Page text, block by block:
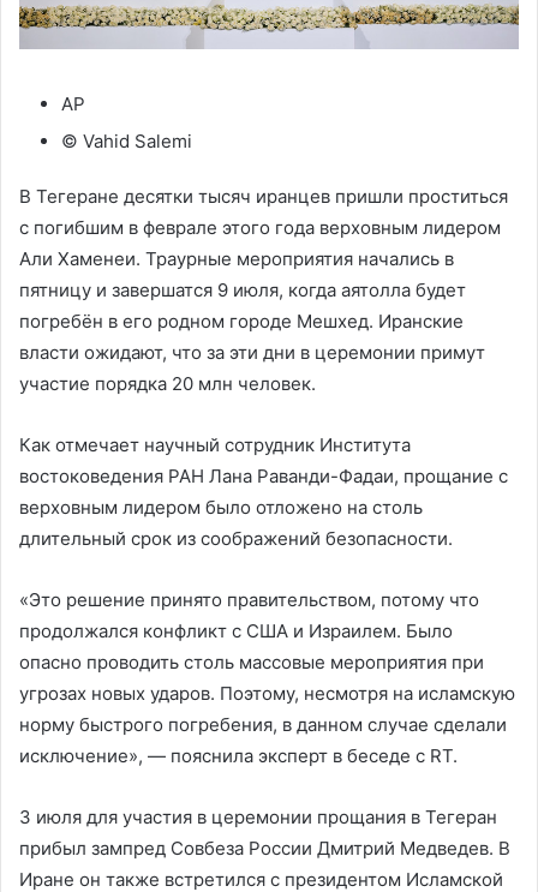
AP
© Vahid Salemi
В Тегеране десятки тысяч иранцев пришли проститься
с погибшим в феврале этого года верховным лидером
Али Хаменеи. Траурные мероприятия начались в
пятницу и завершатся 9 июля, когда аятолла будет
погребён в его родном городе Мешхед. Иранские
власти ожидают, что за эти дни в церемонии примут
участие порядка 20 млн человек.
Как отмечает научный сотрудник Института
востоковедения РАН Лана Раванди-Фадаи, прощание с
верховным лидером было отложено на столь
длительный срок из соображений безопасности.
«Это решение принято правительством, потому что
продолжался конфликт с США и Израилем. Было
опасно проводить столь массовые мероприятия при
угрозах новых ударов. Поэтому, несмотря на исламскую
норму быстрого погребения, в данном случае сделали
исключение», — пояснила эксперт в беседе с RT.
3 июля для участия в церемонии прощания в Тегеран
прибыл зампред Совбеза России Дмитрий Медведев. В
Иране он также встретился с президентом Исламской